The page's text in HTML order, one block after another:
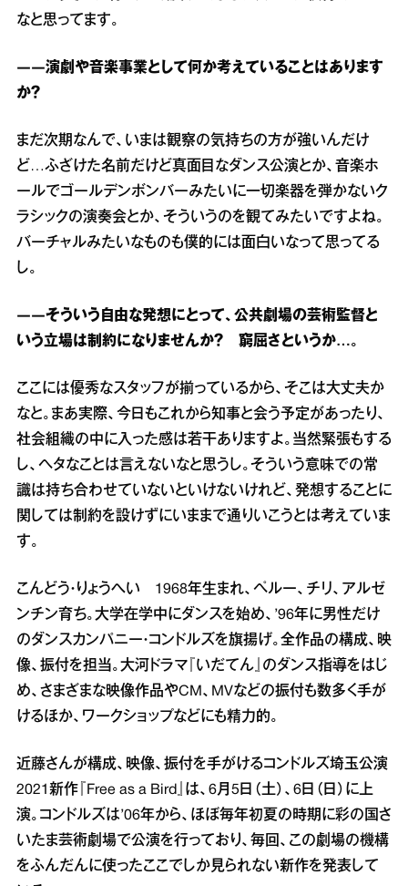
なと思ってます。
――演劇や音楽事業として何か考えていることはあります
か？
まだ次期なんで、いまは観察の気持ちの方が強いんだけ
ど…ふざけた名前だけど真面目なダンス公演とか、音楽ホ
ールでゴールデンボンバーみたいに一切楽器を弾かないク
ラシックの演奏会とか、そういうのを観てみたいですよね。
バーチャルみたいなものも僕的には面白いなって思ってる
し。
――そういう自由な発想にとって、公共劇場の芸術監督と
いう立場は制約になりませんか？ 窮屈さというか…。
ここには優秀なスタッフが揃っているから、そこは大丈夫か
なと。まあ実際、今日もこれから知事と会う予定があったり、
社会組織の中に入った感は若干ありますよ。当然緊張もする
し、ヘタなことは言えないなと思うし。そういう意味での常
識は持ち合わせていないといけないけれど、発想することに
関しては制約を設けずにいままで通りいこうとは考えていま
す。
こんどう・りょうへい 1968年生まれ、ペルー、チリ、アルゼ
ンチン育ち。大学在学中にダンスを始め、’96年に男性だけ
のダンスカンパニー・コンドルズを旗揚げ。全作品の構成、映
像、振付を担当。大河ドラマ『いだてん』のダンス指導をはじ
め、さまざまな映像作品やCM、MVなどの振付も数多く手が
けるほか、ワークショップなどにも精力的。
近藤さんが構成、映像、振付を手がけるコンドルズ埼玉公演
2021新作『Free as a Bird』は、6月5日（土）、6日（日）に上
演。コンドルズは’06年から、ほぼ毎年初夏の時期に彩の国さ
いたま芸術劇場で公演を行っており、毎回、この劇場の機構
をふんだんに使ったここでしか見られない新作を発表して